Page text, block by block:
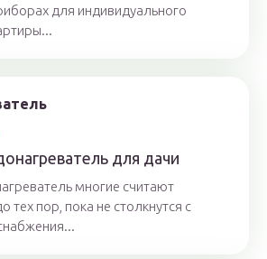
для индивидуального
для дачи
многие считают
тех пор, пока не столкнутся с